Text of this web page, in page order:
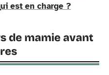
est en charge ?
de mamie avant